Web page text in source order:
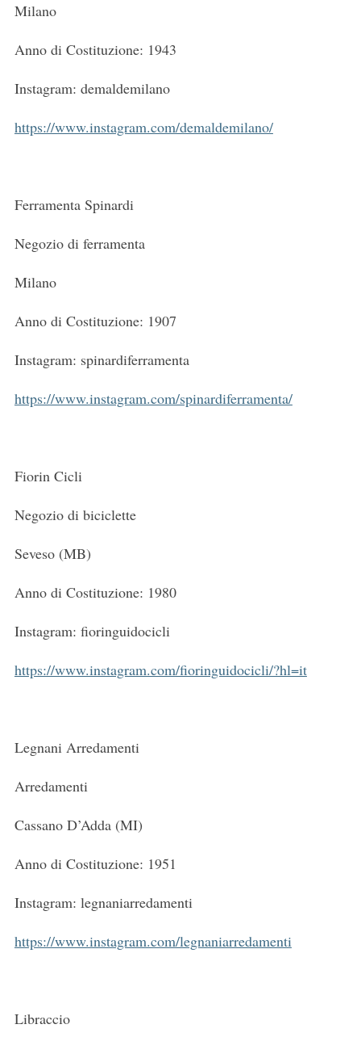
Milano
Anno di Costituzione: 1943
Instagram: demaldemilano
https://www.instagram.com/demaldemilano/
Ferramenta Spinardi
Negozio di ferramenta
Milano
Anno di Costituzione: 1907
Instagram: spinardiferramenta
https://www.instagram.com/spinardiferramenta/
Fiorin Cicli
Negozio di biciclette
Seveso (MB)
Anno di Costituzione: 1980
Instagram: fioringuidocicli
https://www.instagram.com/fioringuidocicli/?hl=it
Legnani Arredamenti
Arredamenti
Cassano D’Adda (MI)
Anno di Costituzione: 1951
Instagram: legnaniarredamenti
https://www.instagram.com/legnaniarredamenti
Libraccio
r
c
f
r